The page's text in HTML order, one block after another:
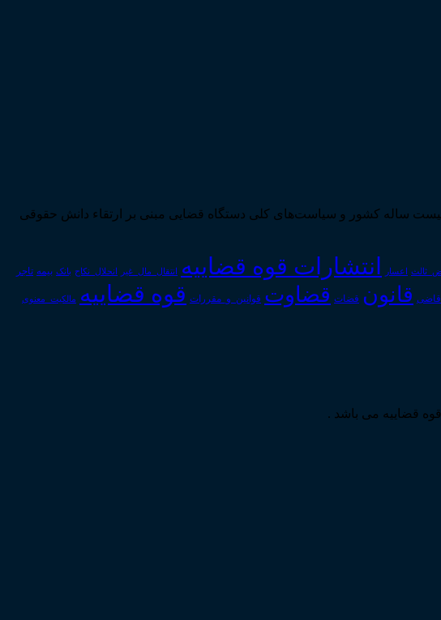
از سال ۱۳۸۰ در راستای تحقق اهداف سند چشم‌انداز بیست ساله کشور و سیاست‌های کلی دستگاه قضایی مبنی بر ارتقاء دانش حقوقی
اعسار انتشارات قوه قضاییه انتقال_مال_غیر انحلال_نکاح بانک بیمه تاجر
قاضی قانون قضات قضاوت قوانین_و_مقررات قوه قضاییه مالکیت_معنوی
قضاییه می باشد .